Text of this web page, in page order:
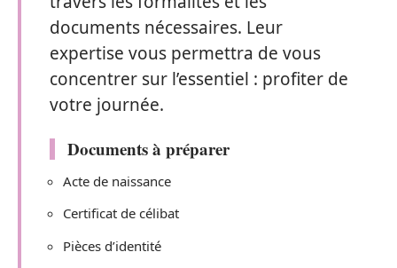
documents nécessaires. Leur
expertise vous permettra de vous
concentrer sur l’essentiel : profiter de
votre journée.
Documents à préparer
Acte de naissance
Certificat de célibat
Pièces d’identité